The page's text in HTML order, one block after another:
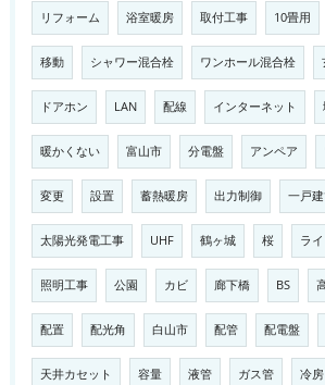
リフォーム 浴室暖房 取付工事 10畳用
移動 シャワー混合栓 ワンホール混合栓
ドアホン LAN 配線 インターネット
暖かくない 富山市 分電盤 アンペア
変更 設置 蓄熱暖房 出力制御 一戸
太陽光発電工事 UHF 鶴ヶ城 桜 ラ
照明工事 公園 カビ 廊下橋 BS
配置 配光角 白山市 配管 配電盤
天井カセット 容量 液管 ガス管 冷房